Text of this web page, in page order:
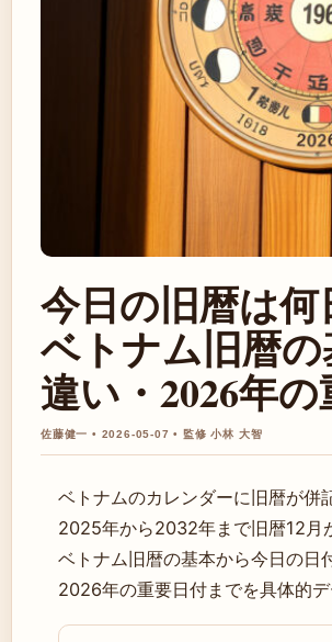
今日の旧暦は
ベトナム旧暦
違い・2026年
佐藤健一 • 2026-05-07 • 監修 小林 大智
ベトナムのカレンダーに旧暦が併
2025年から2032年まで旧暦12月
ベトナム旧暦の基本から今日の日
2026年の重要日付までを具体的